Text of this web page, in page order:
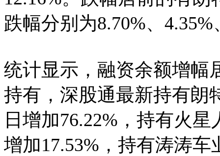
跌幅分别为8.70%、4.35%
统计显示，融资余额增幅
持有，深股通最新持有朗
日增加76.22%，持有火
增加17.53%，持有涛涛